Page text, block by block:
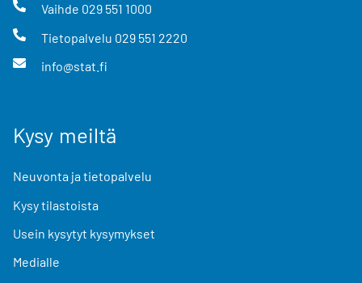
Vaihde 029 551 1000
Tietopalvelu 029 551 2220
info@stat.fi
Kysy meiltä
Neuvonta ja tietopalvelu
Kysy tilastoista
Usein kysytyt kysymykset
Medialle